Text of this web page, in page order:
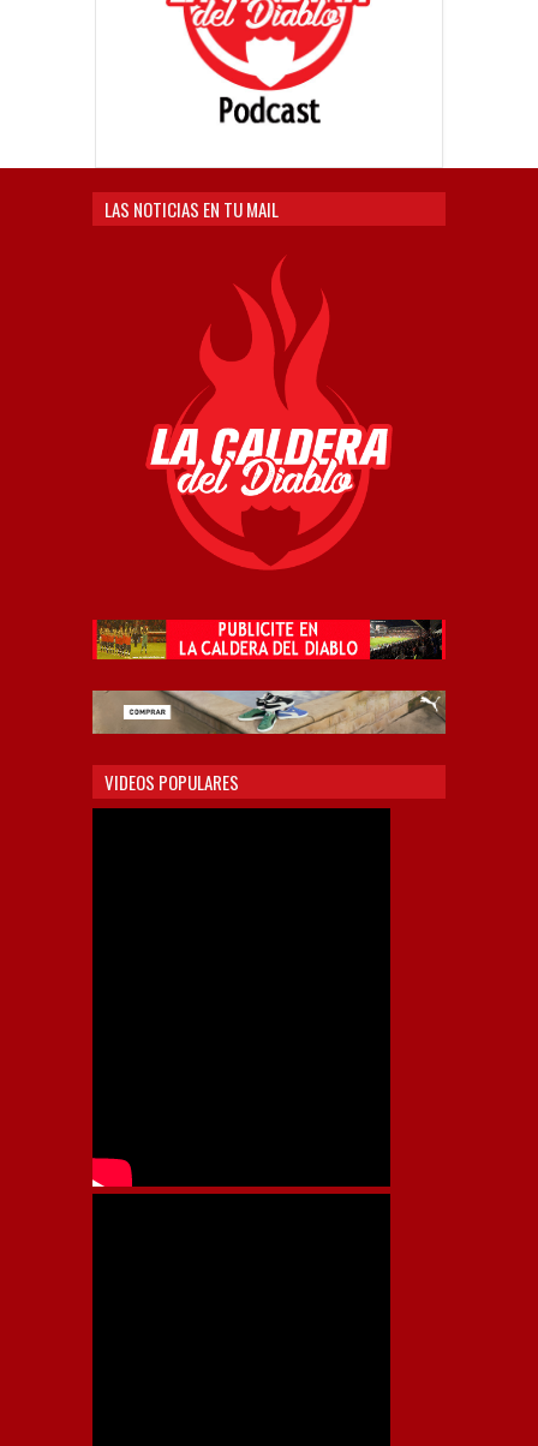
LAS NOTICIAS EN TU MAIL
VIDEOS POPULARES